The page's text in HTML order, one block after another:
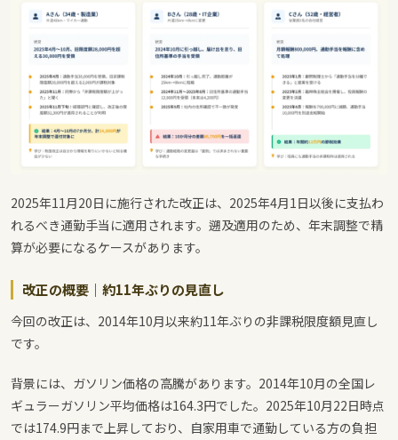
2025年11月20日に施行された改正は、2025年4月1日以後に支払わ
れるべき通勤手当に適用されます。遡及適用のため、年末調整で精
算が必要になるケースがあります。
改正の概要｜約11年ぶりの見直し
今回の改正は、2014年10月以来約11年ぶりの非課税限度額見直し
です。
背景には、ガソリン価格の高騰があります。2014年10月の全国レ
ギュラーガソリン平均価格は164.3円でした。2025年10月22日時点
では174.9円まで上昇しており、自家用車で通勤している方の負担